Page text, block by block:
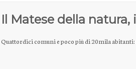
Il Matese della natura,
Quattordici comuni e poco più di 20mila